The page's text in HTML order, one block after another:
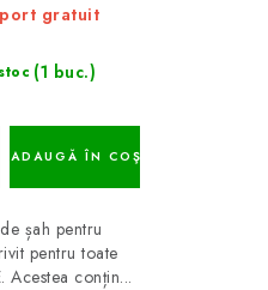
gratuit
(1 buc.)
ADAUGĂ ÎN COŞ
șah pentru
pentru toate
Acestea conțin...